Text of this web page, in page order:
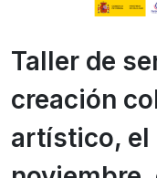
Taller de
creación
artístico, el